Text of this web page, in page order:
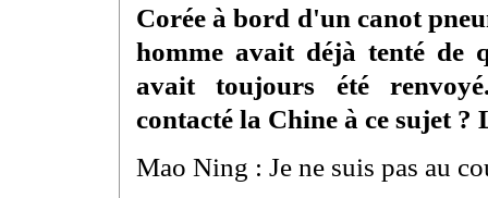
Corée à bord d'un canot
homme avait déjà tenté de
avait toujours été
contacté la Chine à ce sujet
Mao Ning : Je ne suis pas au